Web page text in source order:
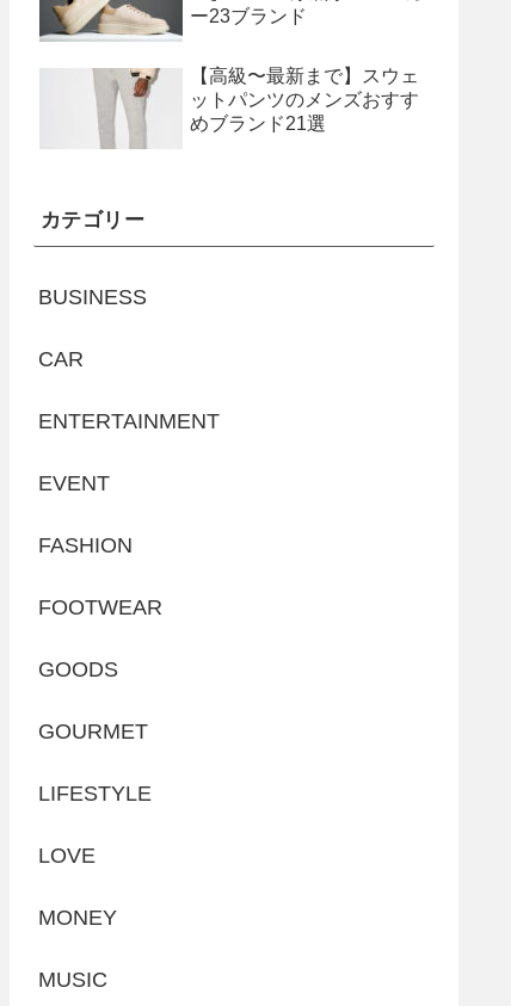
ー23ブランド
【高級〜最新まで】スウェ
ットパンツのメンズおすす
めブランド21選
カテゴリー
BUSINESS
CAR
ENTERTAINMENT
EVENT
FASHION
FOOTWEAR
GOODS
GOURMET
LIFESTYLE
LOVE
MONEY
MUSIC